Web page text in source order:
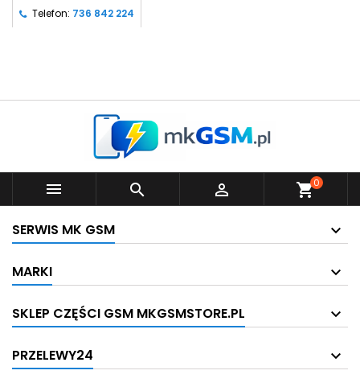
Telefon: 736 842 224
   shopping_cart0
SERWIS MK GSM
MARKI
SKLEP CZĘŚCI GSM MKGSMSTORE.PL
PRZELEWY24